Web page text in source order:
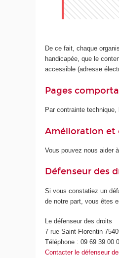
De ce fait, chaque
handicapée, que le
accessible (adresse
Pages
Par contrainte
Amélioration et
Vous pouvez nous aider
Défenseur des
Si vous constatiez un
de notre part, vous êtes
Le défenseur des droits
7 rue Saint-Florentin
Téléphone : 09 69 39 00
Contacter le défenseur